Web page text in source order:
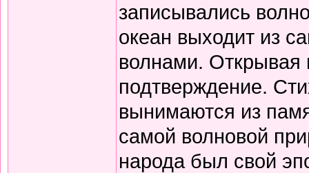
записывались
океан выходит из
волнами. Открывая
подтверждение.
вынимаются из
самой волновой
народа был свой